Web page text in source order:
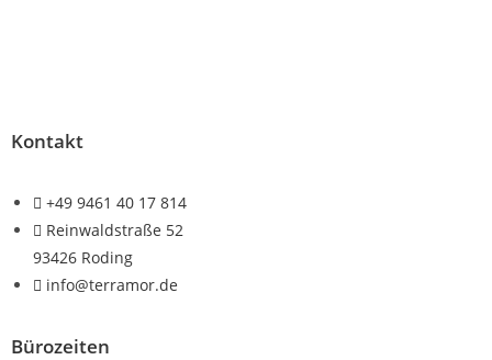
Kontakt
+49 9461 40 17 814
Reinwaldstraße 52
93426 Roding
info@terramor.de
Bürozeiten